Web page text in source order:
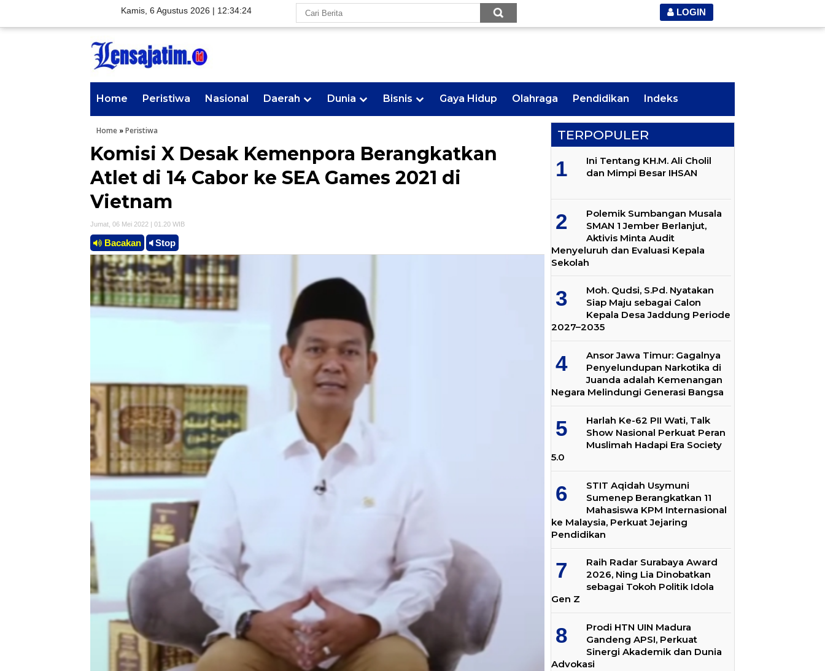
Kamis, 6 Agustus 2026 | 12:34:26 LOGIN
Home Peristiwa Nasional Daerah Dunia Bisnis Gaya Hidup Olahraga Pendidikan Indeks
Home »Peristiwa
Komisi X Desak Kemenpora Berangkatkan
Atlet di 14 Cabor ke SEA Games 2021 di
Vietnam
Jumat, 06 Mei 2022 | 01.20 WIB
Bacakan Stop
TERPOPULER
Ini Tentang KH.M. Ali Cholil
dan Mimpi Besar IHSAN
Polemik Sumbangan Musala
SMAN 1 Jember Berlanjut,
Aktivis Minta Audit
Menyeluruh dan Evaluasi Kepala
Sekolah
Moh. Qudsi, S.Pd. Nyatakan
Siap Maju sebagai Calon
Kepala Desa Jaddung Periode
2027–2035
Ansor Jawa Timur: Gagalnya
Penyelundupan Narkotika di
Juanda adalah Kemenangan
Negara Melindungi Generasi Bangsa
Harlah Ke-62 PII Wati, Talk
Show Nasional Perkuat Peran
Muslimah Hadapi Era Society
5.0
STIT Aqidah Usymuni
Sumenep Berangkatkan 11
Mahasiswa KPM Internasional
ke Malaysia, Perkuat Jejaring
Pendidikan
Raih Radar Surabaya Award
2026, Ning Lia Dinobatkan
sebagai Tokoh Politik Idola
Gen Z
Prodi HTN UIN Madura
Gandeng APSI, Perkuat
Sinergi Akademik dan Dunia
Advokasi